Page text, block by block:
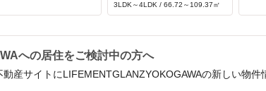
3LDK～4LDK / 66.72～109.37㎡
への居住をご検討中の方へ
産サイトにLIFEMENTGLANZYOKOGAWAの新しい物